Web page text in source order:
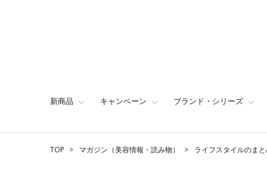
新商品 キャンペーン ブランド・シリーズ
TOP マガジン（美容情報・読み物） ライフスタイルのま